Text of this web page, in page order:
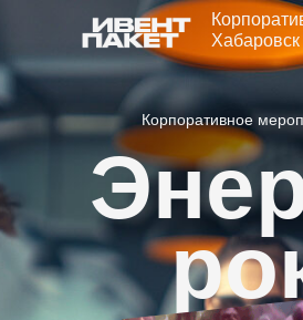
Хабаровск
Корпоративное